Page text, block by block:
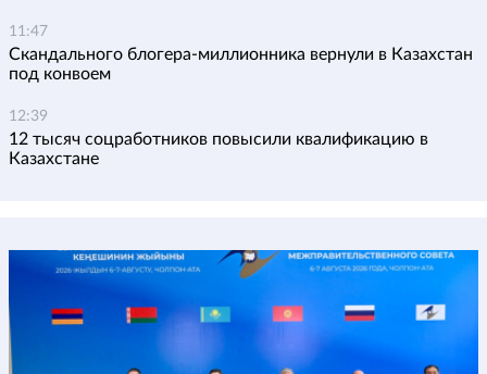
11:47
Скандального блогера-миллионника вернули в Казахстан
под конвоем
12:39
12 тысяч соцработников повысили квалификацию в
Казахстане